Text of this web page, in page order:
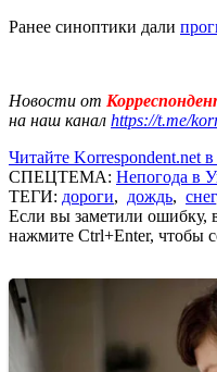
Ранее синоптики дали
Новости от
на наш канал https://t.me/
Читайте Korrespondent.net
СПЕЦТЕМА: Непогода в
ТЕГИ: дороги, дождь, снег
Если вы заметили ошибку,
нажмите Ctrl+Enter, чтобы